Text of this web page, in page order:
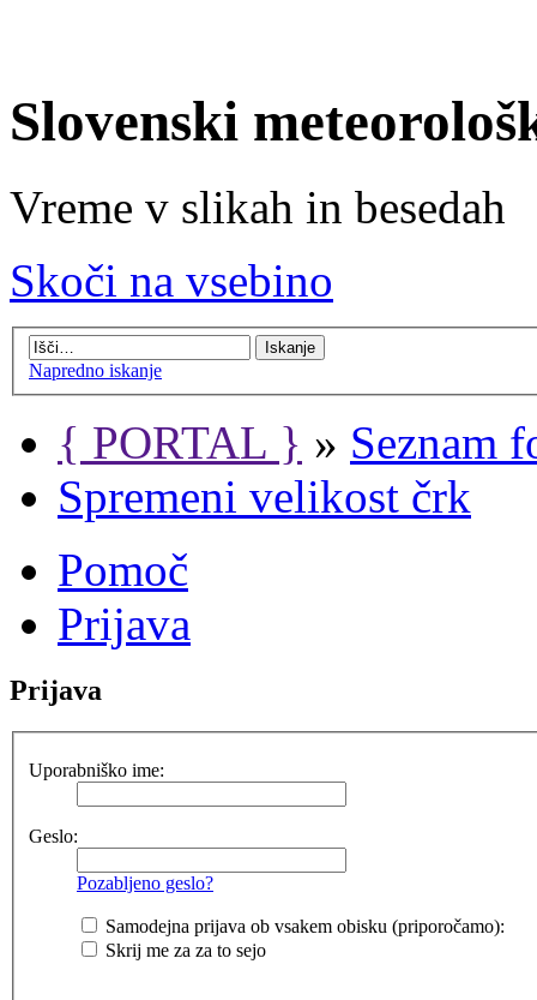
Slovenski
Vreme v slikah in besedah
Skoči na vsebino
Napredno iskanje
{ PORTAL } » Seznam
Spremeni velikost črk
Pomoč
Prijava
Prijava
Uporabniško ime:
Geslo:
Pozabljeno geslo?
Samodejna prijava ob vsakem obisku (priporočamo):
Skrij me za za to sejo